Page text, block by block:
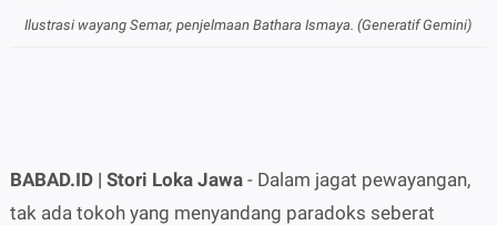
Ilustrasi wayang Semar, penjelmaan Bathara Ismaya. (Generatif Gemini)
BABAD.ID | Stori Loka Jawa- Dalam jagat pewayangan,
tak ada tokoh yang menyandang paradoks seberat